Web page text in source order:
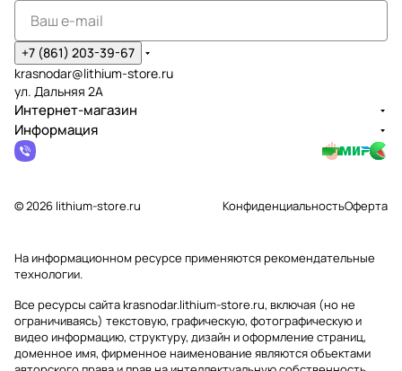
+7 (861) 203-39-67
krasnodar@lithium-store.ru
ул. Дальняя 2А
Интернет-магазин
Информация
© 2026 lithium-store.ru КонфиденциальностьОферта
На информационном ресурсе применяютсярекомендательные
технологии.
Все ресурсы сайта krasnodar.lithium-store.ru, включая (но не
ограничиваясь) текстовую, графическую, фотографическую и
видео информацию, структуру, дизайн и оформление страниц,
доменное имя, фирменное наименование являются объектами